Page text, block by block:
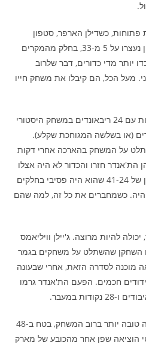
כשדילן הארפר, סטפון
קאסל, דווין ואסל וג'וליאן שמפיין נעצרו על 5 מ-33, בחלק מהמקרים
יותר מדי כדורים, דבר שלרוב
מעל הכל, הם קיבלו את משחק חייו
החוצן מסן אנטוניו קלע 41 נקודות עם 24 ריבאונדים במשחק היסטורי
(או בשלשה המגוחכת שקלע).
ופשוט השתלט על המשחק בהארכה אחרי דקות
הת'אנדר חזרו והכדור לא היה אצלו
ביד. מרגיש מוזר להגיד על שחקן של 41-24 שהוא היה פסיבי בחלקים
כשמחברים את כל זה, למה שהם
להיות מרוצה. ג'יילן וויליאמס
השחקן שהשתלט על משחקים בגמר
לסדרה הזאת, אחרי שבעונה
חכמים. הפעם הת'אנדר גרמו
זה הרגיש כאילו סן אנטוניו הייתה טובה יותר ברוב המשחק, בטח ב-48
הוציאה שפן אחר מהכובע של מארק